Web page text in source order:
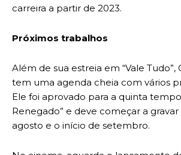
carreira a partir de 2023.
Próximos trabalhos
Além de sua estreia em “Vale Tudo”,
tem uma agenda cheia com vários
Ele foi aprovado para a quinta
Renegado” e deve começar a
agosto e o início de setembro.